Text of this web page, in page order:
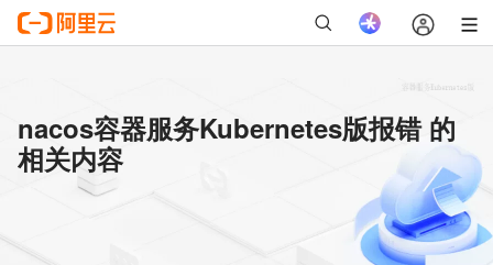
nacos容器服务Kubernetes版报错 的
相关内容